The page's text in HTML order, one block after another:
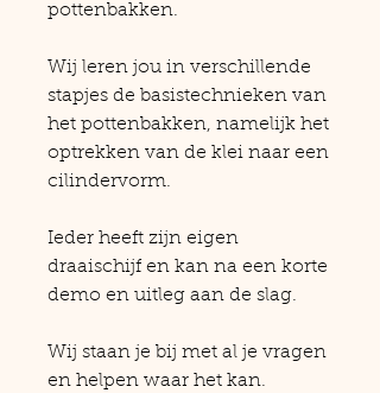
pottenbakken.
Wij leren jou in verschillende
stapjes de basistechnieken van
het pottenbakken, namelijk het
optrekken van de klei naar een
cilindervorm.
Ieder heeft zijn eigen
draaischijf en kan na een korte
demo en uitleg aan de slag.
Wij staan je bij met al je vragen
en helpen waar het kan.